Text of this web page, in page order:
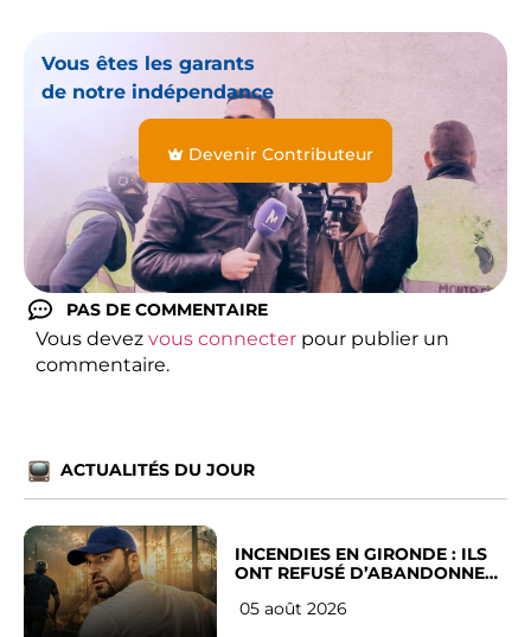
Vous êtes les garants
de notre indépendance
Devenir Contributeur
PAS DE COMMENTAIRE
Vous devez vous connecter pour publier un
commentaire.
ACTUALITÉS DU JOUR
INCENDIES EN GIRONDE : ILS
ONT REFUSÉ D’ABANDONNER
05 août 2026